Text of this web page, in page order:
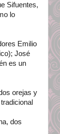
Sifuentes,
lo
Emilio
José
es un
orejas y
dos